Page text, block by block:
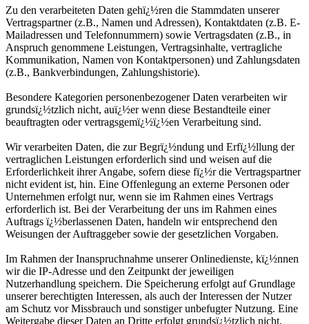
Zu den verarbeiteten Daten gehï¿½ren die Stammdaten unserer
Vertragspartner (z.B., Namen und Adressen), Kontaktdaten (z.B. E-
Mailadressen und Telefonnummern) sowie Vertragsdaten (z.B., in
Anspruch genommene Leistungen, Vertragsinhalte, vertragliche
Kommunikation, Namen von Kontaktpersonen) und Zahlungsdaten
(z.B., Bankverbindungen, Zahlungshistorie).
Besondere Kategorien personenbezogener Daten verarbeiten wir
grundsï¿½tzlich nicht, auï¿½er wenn diese Bestandteile einer
beauftragten oder vertragsgemï¿½ï¿½en Verarbeitung sind.
Wir verarbeiten Daten, die zur Begrï¿½ndung und Erfï¿½llung der
vertraglichen Leistungen erforderlich sind und weisen auf die
Erforderlichkeit ihrer Angabe, sofern diese fï¿½r die Vertragspartner
nicht evident ist, hin. Eine Offenlegung an externe Personen oder
Unternehmen erfolgt nur, wenn sie im Rahmen eines Vertrags
erforderlich ist. Bei der Verarbeitung der uns im Rahmen eines
Auftrags ï¿½berlassenen Daten, handeln wir entsprechend den
Weisungen der Auftraggeber sowie der gesetzlichen Vorgaben.
Im Rahmen der Inanspruchnahme unserer Onlinedienste, kï¿½nnen
wir die IP-Adresse und den Zeitpunkt der jeweiligen
Nutzerhandlung speichern. Die Speicherung erfolgt auf Grundlage
unserer berechtigten Interessen, als auch der Interessen der Nutzer
am Schutz vor Missbrauch und sonstiger unbefugter Nutzung. Eine
Weitergabe dieser Daten an Dritte erfolgt grundsï¿½tzlich nicht,